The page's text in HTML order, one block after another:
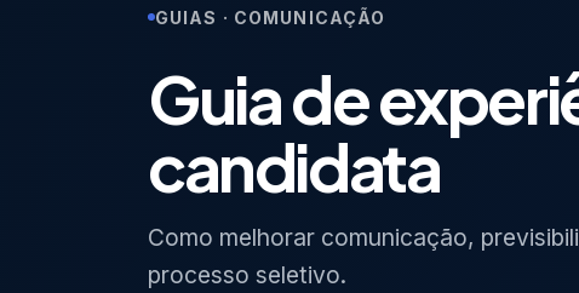
GUIAS · COMUNICAÇÃO
Guia de
candidata
Como melhorar comunicação,
processo seletivo.